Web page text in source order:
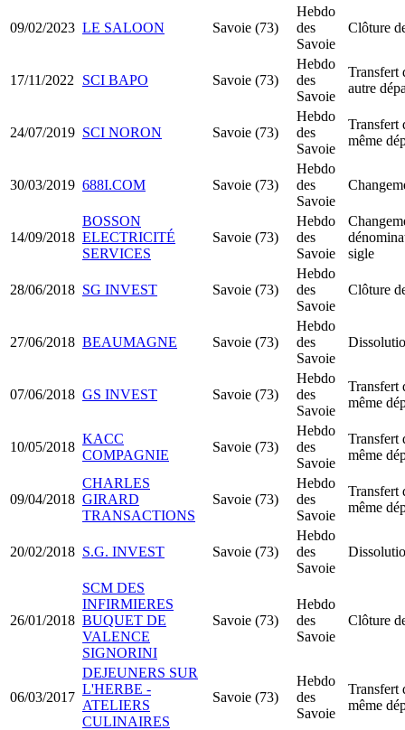
09/02/2023 LE SALOON Savoie (73)
Hebdo
des
Savoie
Clôture
17/11/2022 SCI BAPO Savoie (73)
Hebdo
des
Savoie
Transfert
autre
24/07/2019 SCI NORON Savoie (73)
Hebdo
des
Savoie
Transfert
même
30/03/2019 688I.COM Savoie (73)
Hebdo
des
Savoie
14/09/2018
BOSSON
ELECTRICITÉ
SERVICES
Savoie (73)
Hebdo
des
Savoie
sigle
28/06/2018 SG INVEST Savoie (73)
Hebdo
des
Savoie
Clôture
27/06/2018 BEAUMAGNE Savoie (73)
Hebdo
des
Savoie
07/06/2018 GS INVEST Savoie (73)
Hebdo
des
Savoie
Transfert
même
10/05/2018
KACC
COMPAGNIE
Savoie (73)
Hebdo
des
Savoie
Transfert
même
09/04/2018
CHARLES
GIRARD
TRANSACTIONS
Savoie (73)
Hebdo
des
Savoie
Transfert
même
20/02/2018 S.G. INVEST Savoie (73)
Hebdo
des
Savoie
26/01/2018
SCM DES
INFIRMIERES
BUQUET DE
VALENCE
SIGNORINI
Savoie (73)
Hebdo
des
Savoie
Clôture
06/03/2017
DEJEUNERS SUR
L'HERBE -
ATELIERS
CULINAIRES
Savoie (73)
Hebdo
des
Savoie
Transfert
même